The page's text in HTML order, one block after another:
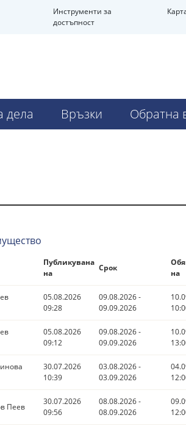
Инструменти за
достъпност
дела Връзки Обратна
Публикувана
на
Срок
на
05.08.2026
09:28
09.08.2026 -
09.09.2026
05.08.2026
09:12
09.08.2026 -
09.09.2026
30.07.2026
10:39
03.08.2026 -
03.09.2026
Пеев
30.07.2026
09:56
08.08.2026 -
08.09.2026